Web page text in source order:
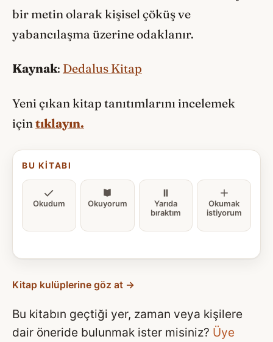
bir metin olarak kişisel çöküş ve
yabancılaşma üzerine odaklanır.
Kaynak: Dedalus Kitap
Yeni çıkan kitap tanıtımlarını incelemek
için tıklayın.
BU KITABI
Okudum Okuyorum
Yarıda
bıraktım
Okumak
istiyorum
Kitap kulüplerine göz at →
Bu kitabın geçtiği yer, zaman veya kişilere
dair öneride bulunmak ister misiniz? Üye